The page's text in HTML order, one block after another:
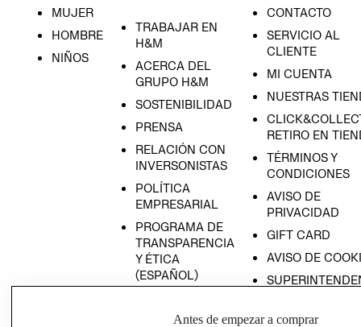
MUJER
HOMBRE
NIÑOS
TRABAJAR EN
H&M
ACERCA DEL
GRUPO H&M
SOSTENIBILIDAD
PRENSA
RELACIÓN CON
INVERSONISTAS
POLÍTICA
EMPRESARIAL
PROGRAMA DE
TRANSPARENCIA
Y ÉTICA
(ESPAÑOL)
TRANSPARENCIA
CONTACTO
SERVICIO AL
CLIENTE
MI CUENTA
NUESTRAS
RETIRO EN
TÉRMINOS Y
CONDICIONES
AVISO DE
PRIVACIDAD
GIFT CARD
AVISO DE
Antes de empezar a comprar